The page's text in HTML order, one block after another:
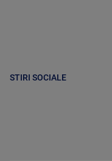
STIRI SOCIALE